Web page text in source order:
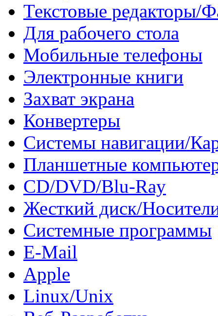
Текстовые редакторы/
Для рабочего стола
Мобильные телефоны
Электронные книги
Захват экрана
Конвертеры
Системы навигации/
Планшетные
CD/DVD/Blu-Ray
Жесткий диск/
Системные программы
E-Mail
Apple
Linux/Unix